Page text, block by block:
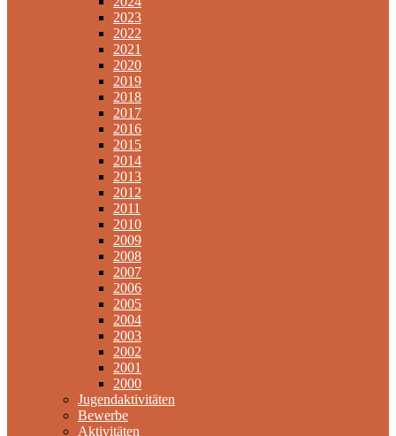
2023
2022
2021
2020
2019
2018
2017
2016
2015
2014
2013
2012
2011
2010
2009
2008
2007
2006
2005
2004
2003
2002
2001
2000
Jugendaktivitäten
Bewerbe
Aktivitäten